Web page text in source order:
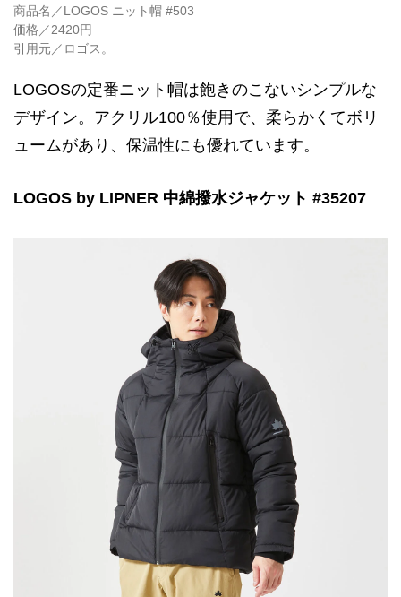
商品名／LOGOS ニット帽 #503
価格／2420円
引用元／ロゴス。
LOGOSの定番ニット帽は飽きのこないシンプルな
デザイン。アクリル100％使用で、柔らかくてボリ
ュームがあり、保温性にも優れています。
LOGOS by LIPNER 中綿撥水ジャケット #35207